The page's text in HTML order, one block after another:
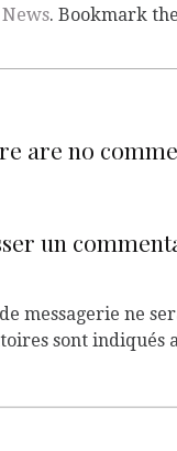
. Bookmark the
are no
un
messagerie ne
sont indiqués